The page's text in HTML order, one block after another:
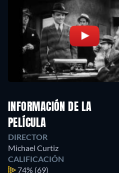
INFORMACIÓN DE LA
PELÍCULA
DIRECTOR
Michael Curtiz
CALIFICACIÓN
74% (69)